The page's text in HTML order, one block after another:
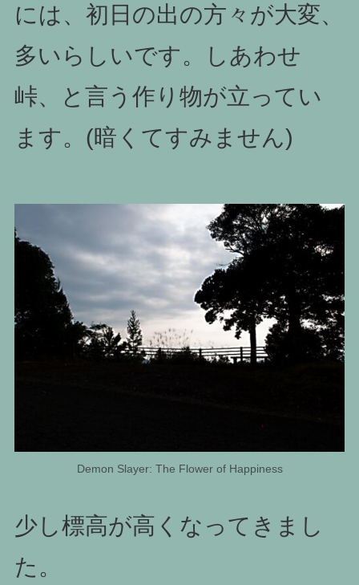
には、初日の出の方々が大変、
多いらしいです。しあわせ
峠、と言う作り物が立ってい
ます。(暗くてすみません)
Demon Slayer: The Flower of Happiness
少し標高が高くなってきまし
た。